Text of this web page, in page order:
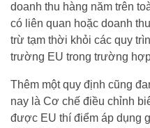
doanh thu hàng năm trên
có liên quan hoặc doanh
trừ tạm thời khỏi các quy
trường EU trong trường
Thêm một quy định cũng
nay là Cơ chế điều chỉnh
được EU thí điểm áp dụng